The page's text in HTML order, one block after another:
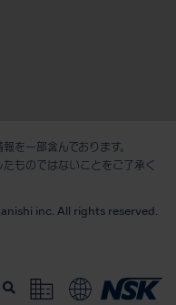
デモ / 見積依頼
を一部含んでおります。
ものではないことをご了承く
inc. All rights reserved.